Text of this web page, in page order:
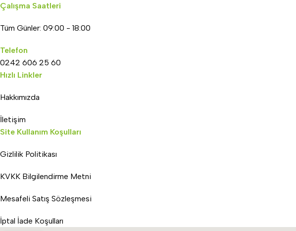
Çalışma Saatleri
Tüm Günler: 09:00 - 18:00
Telefon
0242 606 25 60
Hızlı Linkler
Hakkımızda
İletişim
Site Kullanım Koşulları
Gizlilik Politikası
KVKK Bilgilendirme Metni
Mesafeli Satış Sözleşmesi
İptal İade Koşulları